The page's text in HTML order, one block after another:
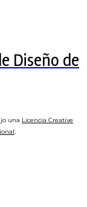
Diseño de
una Licencia Creative
.